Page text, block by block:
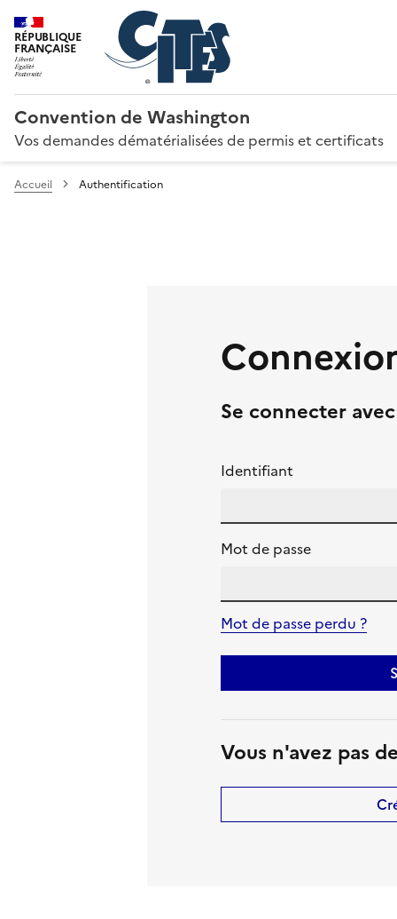
RÉPUBLIQUE
FRANÇAISE
Convention de Washington
Vos demandes dématérialisées de permis et certificats
Accueil Authentification
Se connecter
Identifiant
Mot de passe
Mot de passe perdu ?
Vous n'avez pas